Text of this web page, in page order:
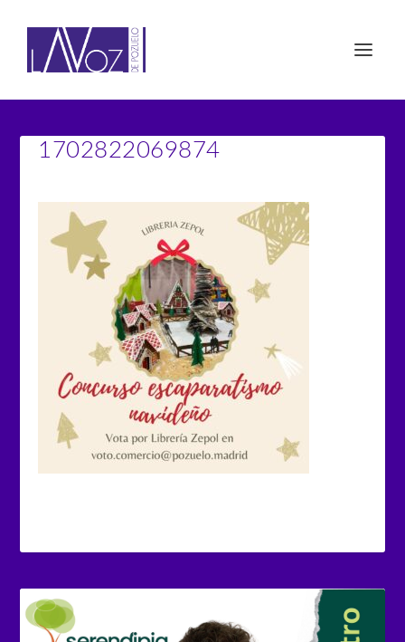
1702822069874